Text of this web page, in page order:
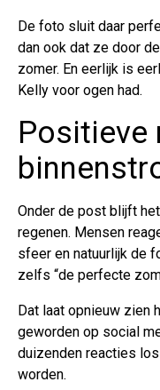
De foto sluit daar
dan ook dat ze door
zomer. En eerlijk is
Kelly voor ogen had.
Positieve
Onder de post blijft
regenen. Mensen
sfeer en natuurlijk de
zelfs “de perfecte
Dat laat opnieuw zien
geworden op social
duizenden reacties
worden.